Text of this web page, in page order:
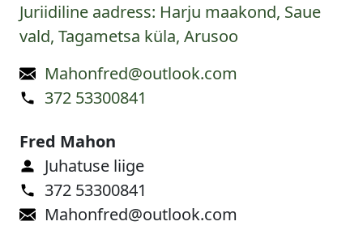
Juriidiline aadress: Harju maakond, Saue
vald, Tagametsa küla, Arusoo
Mahonfred@outlook.com
372 53300841
Fred Mahon
Juhatuse liige
372 53300841
Mahonfred@outlook.com